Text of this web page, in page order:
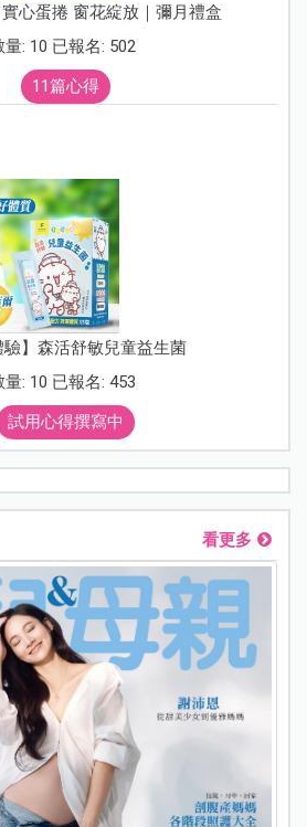
實心蛋捲 窗花綻放｜彌月禮盒
量: 10 已報名: 502
11篇心得
驗】森活舒敏兒童益生菌
量: 10 已報名: 453
試用心得撰寫中
看更多